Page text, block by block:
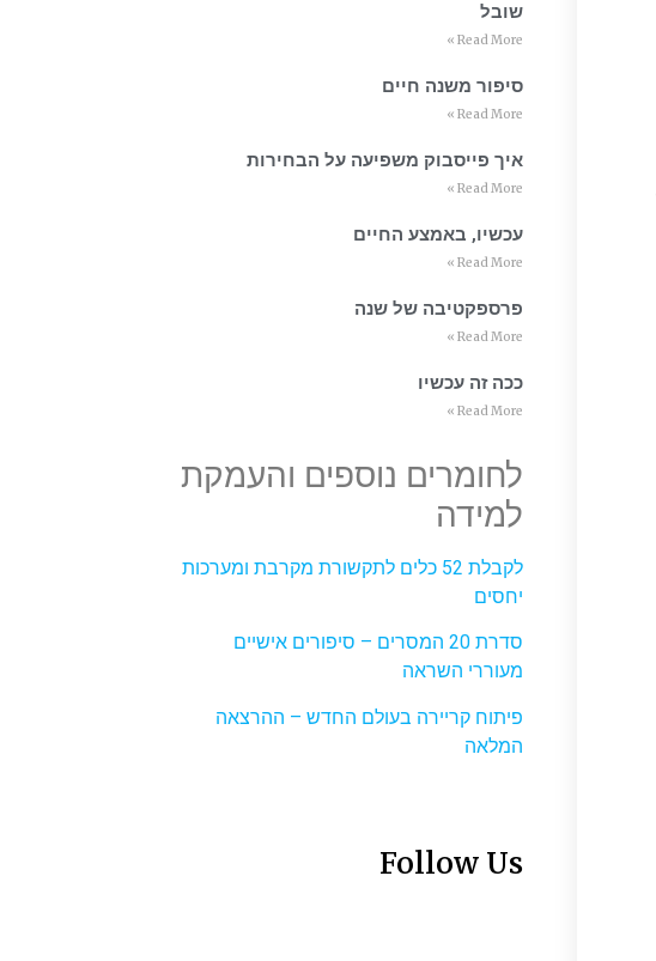
שובל
Read More »
סיפור משנה חיים
Read More »
איך פייסבוק משפיעה על הבחירות
Read More »
עכשיו, באמצע החיים
Read More »
פרספקטיבה של שנה
Read More »
ככה זה עכשיו
Read More »
לחומרים נוספים והעמקת
למידה
לקבלת 52 כלים לתקשורת מקרבת ומערכות
יחסים
סדרת 20 המסרים – סיפורים אישיים
מעוררי השראה
פיתוח קריירה בעולם החדש – ההרצאה
המלאה
Follow Us